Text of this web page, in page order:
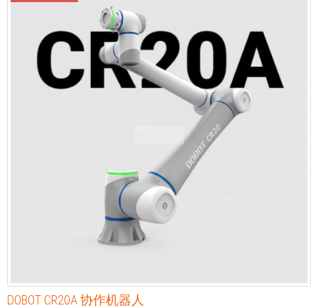
DOBOT CR20A 协作机器人